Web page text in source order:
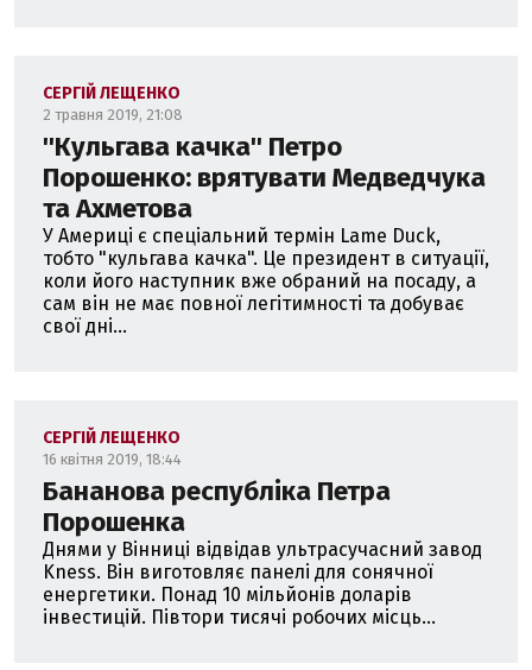
СЕРГІЙ ЛЕЩЕНКО
2 травня 2019, 21:08
''Кульгава качка'' Петро
Порошенко: врятувати Медведчука
та Ахметова
У Америці є спеціальний термін Lame Duck,
тобто "кульгава качка". Це президент в ситуації,
коли його наступник вже обраний на посаду, а
сам він не має повної легітимності та добуває
свої дні...
СЕРГІЙ ЛЕЩЕНКО
16 квітня 2019, 18:44
Бананова республіка Петра
Порошенка
Днями у Вінниці відвідав ультрасучасний завод
Kness. Він виготовляє панелі для сонячної
енергетики. Понад 10 мільйонів доларів
інвестицій. Півтори тисячі робочих місць...